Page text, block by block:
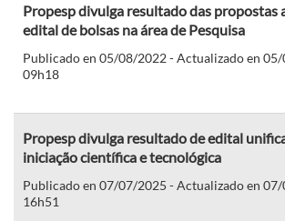
Propesp divulga resultado das propostas
edital de bolsas na área de Pesquisa
Publicado en 05/08/2022 - Actualizado en
09h18
Propesp divulga resultado de edital
iniciação científica e tecnológica
Publicado en 07/07/2025 - Actualizado en
16h51